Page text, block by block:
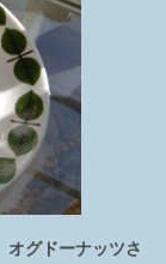
グドーナッツさ